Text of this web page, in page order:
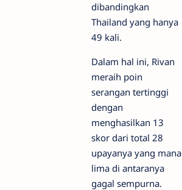
dibandingkan
Thailand yang hanya
49 kali.
Dalam hal ini, Rivan
meraih poin
serangan tertinggi
dengan
menghasilkan 13
skor dari total 28
upayanya yang mana
lima di antaranya
gagal sempurna.